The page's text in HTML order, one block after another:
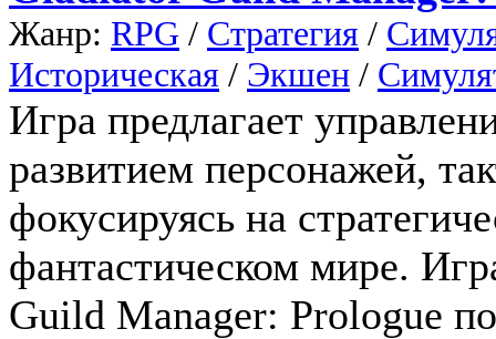
Жанр: RPG / Стратегия /
Историческая / Экшен /
Игра предлагает
развитием персонажей,
фокусируясь на
фантастическом мире.
Guild Manager: Prologue